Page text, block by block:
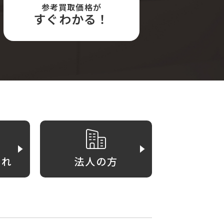
参考買取価格が
すぐわかる！
法人の方